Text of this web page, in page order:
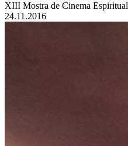
XIII Mostra de Cinema
24.11.2016